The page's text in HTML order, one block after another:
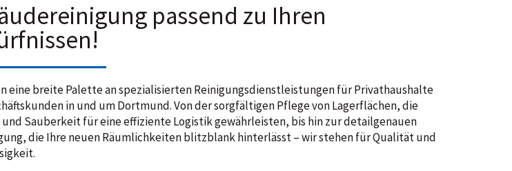
passend zu Ihren
eine breite Palette an spezialisierten Reinigungsdienstleistungen für Privathaushalte
in und um Dortmund. Von der sorgfältigen Pflege von Lagerflächen, die
Sauberkeit für eine effiziente Logistik gewährleisten, bis hin zur detailgenauen
die Ihre neuen Räumlichkeiten blitzblank hinterlässt – wir stehen für Qualität und